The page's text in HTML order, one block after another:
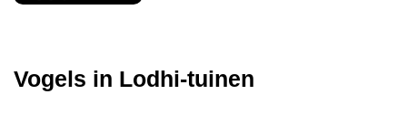
Vogels in Lodhi-tuinen